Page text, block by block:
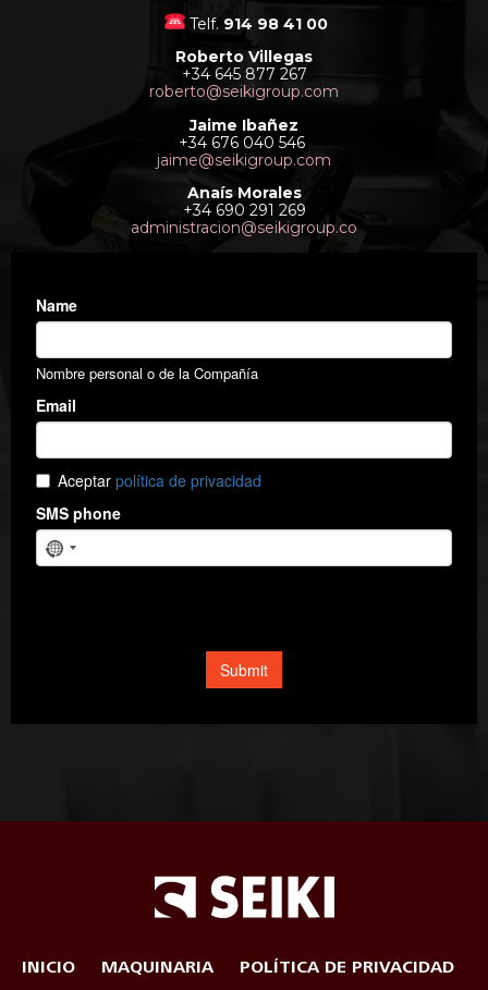
Telf. 914 98 41 00
Roberto Villegas
+34 645 877 267
roberto@seikigroup.com
Jaime Ibañez
+34 676 040 546
jaime@seikigroup.com
Anaís Morales
+34 690 291 269
administracion@seikigroup.co
INICIO MAQUINARIA POLÍTICA DE PRIVACIDAD